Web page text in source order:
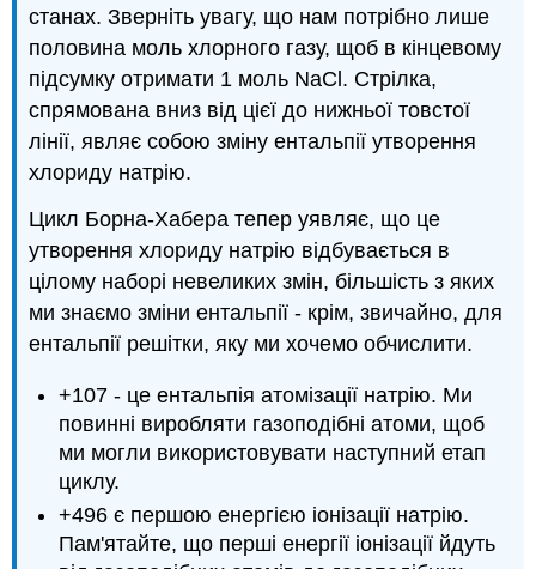
станах. Зверніть увагу, що нам потрібно лише
половина моль хлорного газу, щоб в кінцевому
підсумку отримати 1 моль NaCl. Стрілка,
спрямована вниз від цієї до нижньої товстої
лінії, являє собою зміну ентальпії утворення
хлориду натрію.
Цикл Борна-Хабера тепер уявляє, що це
утворення хлориду натрію відбувається в
цілому наборі невеликих змін, більшість з яких
ми знаємо зміни ентальпії - крім, звичайно, для
ентальпії решітки, яку ми хочемо обчислити.
+107 - це ентальпія атомізації натрію. Ми
повинні виробляти газоподібні атоми, щоб
ми могли використовувати наступний етап
циклу.
+496 є першою енергією іонізації натрію.
Пам'ятайте, що перші енергії іонізації йдуть